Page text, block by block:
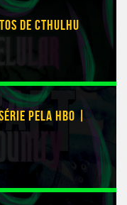
DE CTHULHU
PELA HBO |